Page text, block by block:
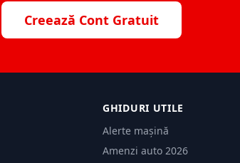
Creează Cont Gratuit
GHIDURI UTILE
Alerte mașină
Amenzi auto 2026